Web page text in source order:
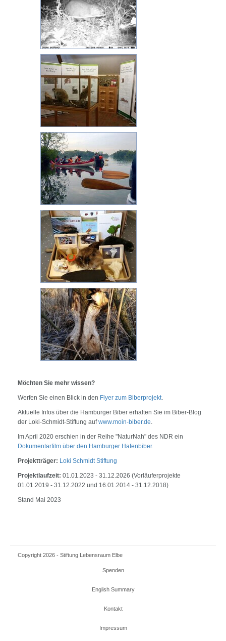
Möchten Sie mehr wissen?
Werfen Sie einen Blick in den Flyer zum Biberprojekt.
Aktuelle Infos über die Hamburger Biber erhalten Sie im Biber-Blog
der Loki-Schmidt-Stiftung aufwww.moin-biber.de.
Im April 2020 erschien in der Reihe "NaturNah" des NDR ein
Dokumentarfilm über den Hamburger Hafenbiber.
Projektträger: Loki Schmidt Stiftung
Projektlaufzeit: 01.01.2023 - 31.12.2026 (Vorläuferprojekte
01.01.2019 - 31.12.2022 und 16.01.2014 - 31.12.2018)
Stand Mai 2023
Copyright 2026 - Stiftung Lebensraum Elbe
Spenden
English Summary
Kontakt
Impressum